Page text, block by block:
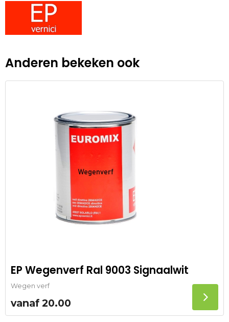
Anderen bekeken ook
EP Wegenverf Ral 9003 Signaalwit
Wegen verf
vanaf 20.00